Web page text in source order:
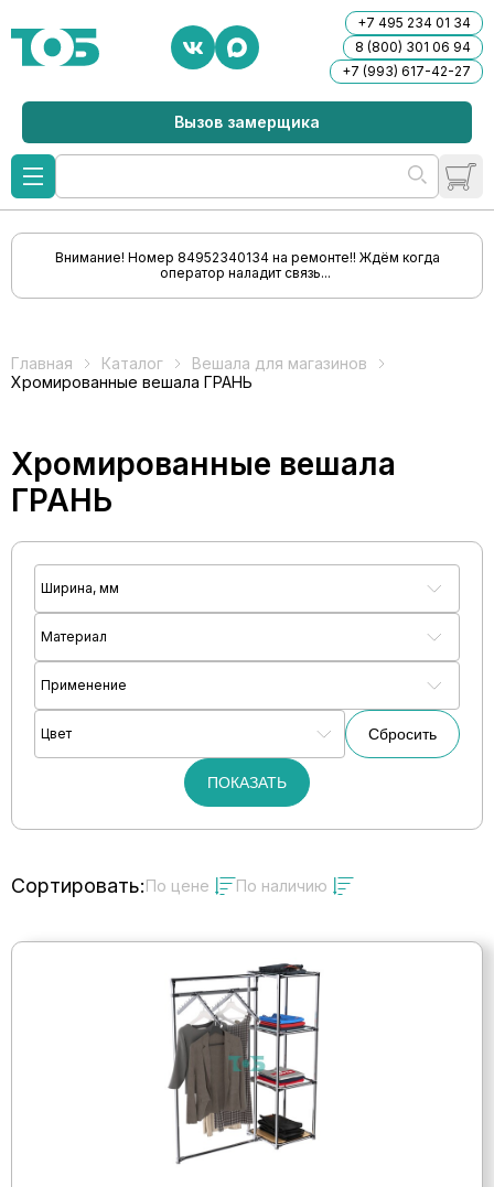
+7 495 234 01 34
8 (800) 301 06 94
+7 (993) 617-42-27
Вызов замерщика
Внимание! Номер 84952340134 на ремонте!! Ждём когда
оператор наладит связь...
Главная Каталог
Вешала для магазинов
Хромированные вешала ГРАНЬ
Хромированные вешала
ГРАНЬ
Ширина, мм
Материал
Применение
Цвет Сбросить
ПОКАЗАТЬ
Сортировать:По цене По наличию